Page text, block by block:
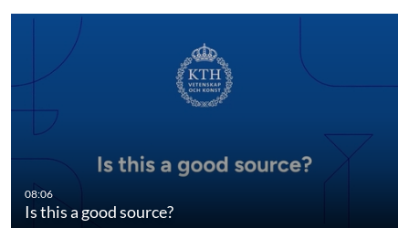
08:06
Is this a good source?